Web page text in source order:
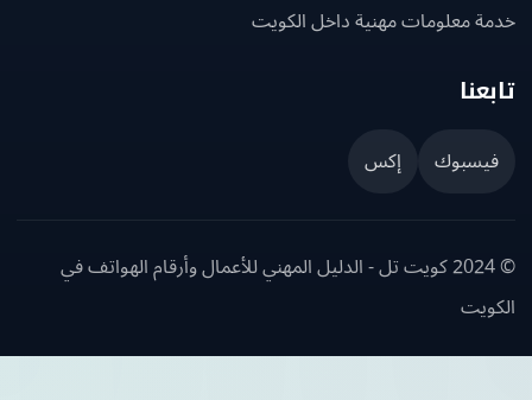
معلومات مهنية داخل الكويت
إكس
© 2024 كويت تل - الدليل المهني للأعمال وأرقام الهواتف في